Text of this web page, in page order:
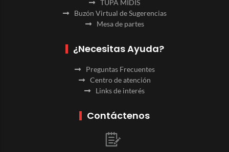
TUPA MIDIS
Buzón Virtual de Sugerencias
Mesa de partes
¿Necesitas Ayuda?
Preguntas Frecuentes
Centro de atención
Links de interés
Contáctenos